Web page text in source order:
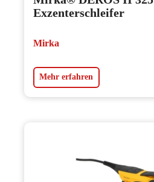
Exzenterschleifer
Mirka
Mehr erfahren